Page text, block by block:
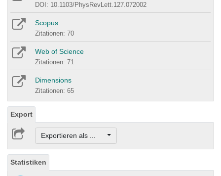
DOI: 10.1103/PhysRevLett.127.072002
Scopus
Zitationen: 70
Web of Science
Zitationen: 71
Dimensions
Zitationen: 65
Export
Exportieren als ...
Statistiken